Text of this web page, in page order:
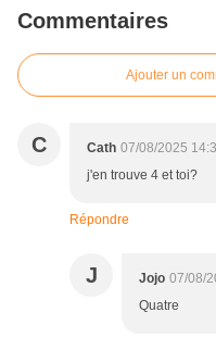
Commentaires
Ajouter un
C Cath 07/08/2025
j'en trouve 4 et toi?
Répondre
J Jojo 07/08/
Quatre